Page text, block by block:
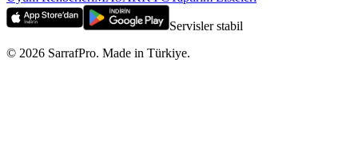
Servisler stabil
© 2026 SarrafPro. Made in Türkiye.